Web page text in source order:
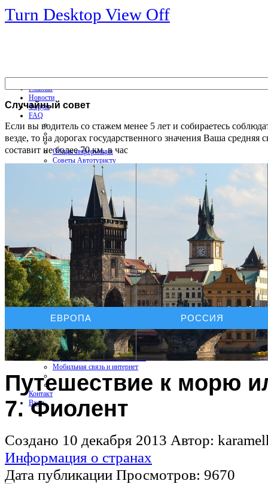
Turn Desktop View Off
Главная
Новости
Форум
FAQ
Общая информация
Советы Автотуристу
Правила дор.движения
Карты и путеводители
Интерактивная карта
Карты платных дорог
Карта сайта
Услуги On-line
Бронирование отелей
Бронирование автомобиля
Бронирование экскурсий
Страхование путешествий
Страхование КАСКО+ОСАГО
Мобильная связь и интернет
Контакт
Вход
Случайный совет
Если вы водитель со стажем менее 5 лет и собираетесь
везде, то на дорогах государственного значения Ваша средняя
составит не более 70 км. в час
ЕВРОПА РОССИЯ
Путешествие к морю
7. Фиолент
Создано 10 декабря 2013 Автор:
Информация о странах
Дата публикации Просмотров: 9670